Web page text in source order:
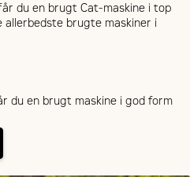
du en brugt Cat-maskine i top
allerbedste brugte maskiner i
du en brugt maskine i god form